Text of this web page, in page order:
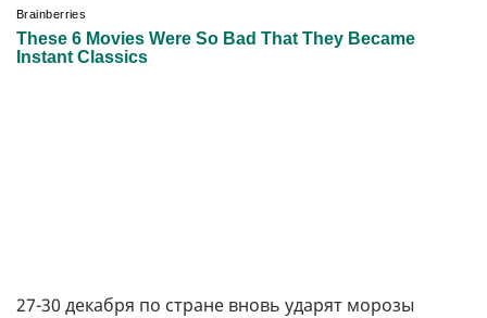
27-30 декабря по стране вновь ударят морозы